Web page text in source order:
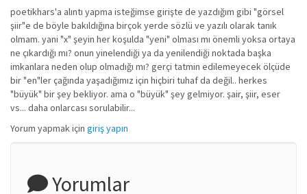
poetikhars'a alıntı yapma isteğimse girişte de yazdığım gibi "görsel
şiir"e de böyle bakıldığına birçok yerde sözlü ve yazılı olarak tanık
olmam. yani "x" şeyin her koşulda "yeni" olması mı önemli yoksa ortaya
ne çıkardığı mı? onun yinelendiği ya da yenilendiği noktada başka
imkanlara neden olup olmadığı mı? gerçi tatmin edilemeyecek ölçüde
bir "en"ler çağında yaşadığımız için hiçbiri tuhaf da değil.. herkes
"büyük" bir şey bekliyor. ama o "büyük" şey gelmiyor. şair, şiir, eser
vs... daha onlarcası sorulabilir...
Yorum yapmak için giriş yapın
Yorumlar